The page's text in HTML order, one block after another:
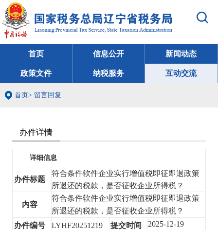
首页 信息公开 新闻动态
政策文件 纳税服务 互动交流
首页> 留言回复
办件详情
详细信息
办件标题
符合条件软件企业实行增值税即征即退政策
所退还的税款，是否征收企业所得税？
内容
符合条件软件企业实行增值税即征即退政策
所退还的税款，是否征收企业所得税？
办件编号
LYHF20251219 提交时间 2025-12-19